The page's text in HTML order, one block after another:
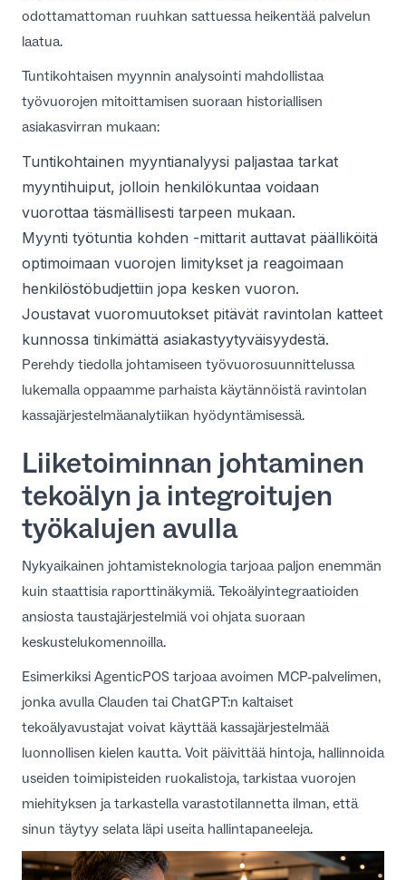
odottamattoman ruuhkan sattuessa heikentää palvelun
laatua.
Tuntikohtaisen myynnin analysointi mahdollistaa
työvuorojen mitoittamisen suoraan historiallisen
asiakasvirran mukaan:
Tuntikohtainen myyntianalyysi paljastaa tarkat
myyntihuiput, jolloin henkilökuntaa voidaan
vuorottaa täsmällisesti tarpeen mukaan.
Myynti työtuntia kohden -mittarit auttavat päälliköitä
optimoimaan vuorojen limitykset ja reagoimaan
henkilöstöbudjettiin jopa kesken vuoron.
Joustavat vuoromuutokset pitävät ravintolan katteet
kunnossa tinkimättä asiakastyytyväisyydestä.
Perehdy tiedolla johtamiseen työvuorosuunnittelussa
lukemalla oppaamme parhaista käytännöistä ravintolan
kassajärjestelmäanalytiikan hyödyntämisessä.
Liiketoiminnan johtaminen
tekoälyn ja integroitujen
työkalujen avulla
Nykyaikainen johtamisteknologia tarjoaa paljon enemmän
kuin staattisia raporttinäkymiä. Tekoälyintegraatioiden
ansiosta taustajärjestelmiä voi ohjata suoraan
keskustelukomennoilla.
Esimerkiksi AgenticPOS tarjoaa avoimen MCP-palvelimen,
jonka avulla Clauden tai ChatGPT:n kaltaiset
tekoälyavustajat voivat käyttää kassajärjestelmää
luonnollisen kielen kautta. Voit päivittää hintoja, hallinnoida
useiden toimipisteiden ruokalistoja, tarkistaa vuorojen
miehityksen ja tarkastella varastotilannetta ilman, että
sinun täytyy selata läpi useita hallintapaneeleja.